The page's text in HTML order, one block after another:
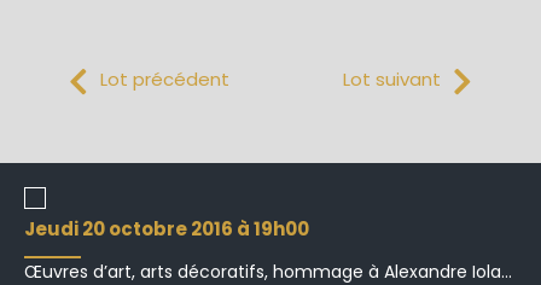
Lot précédent Lot suivant
jeudi 20 octobre 2016 à 19h00
Œuvres d’art, arts décoratifs, hommage à Alexandre Iola...